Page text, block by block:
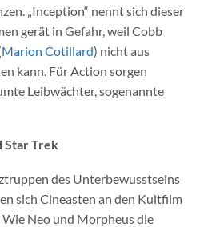
„Inception“ nennt sich dieser
gerät in Gefahr, weil Cobb
Marion Cotillard) nicht aus
kann. Für Action sorgen
Leibwächter, sogenannte
Star Trek
des Unterbewusstseins
sich Cineasten an den Kultfilm
Neo und Morpheus die